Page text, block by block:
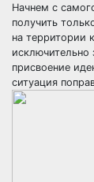
Начнем с
получить
на территории
присвоение
ситуация